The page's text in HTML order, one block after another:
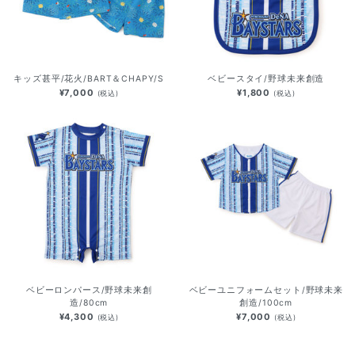
キッズ甚平/花火/BART＆CHAPY/S
¥7,000 (税込)
ベビースタイ/野球未来創造
¥1,800 (税込)
ベビーロンパース/野球未来創
造/80cm
¥4,300 (税込)
ベビーユニフォームセット/野球未来
創造/100cm
¥7,000 (税込)